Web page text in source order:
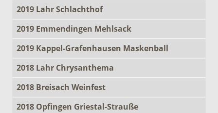
2019 Lahr Schlachthof
2019 Emmendingen Mehlsack
2019 Kappel-Grafenhausen Maskenball
2018 Lahr Chrysanthema
2018 Breisach Weinfest
2018 Opfingen Griestal-Strauße